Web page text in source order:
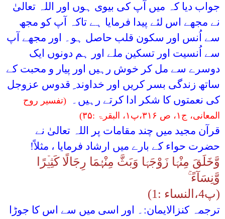
جواب دیا کہ میں آپ کی بیوی ہوں اور اللہ تعالیٰ
نے مجھے اس لئے پیدا فرمایا ہے تاکہ آپ کو مجھ
سے اُنس اور سکون قلب حاصل ہو۔ اور مجھے آپ
سے اُنسیت اور تسکین ملے اور ہم دونوں ایک
دوسرے سے مل کر خوش رہیں اور پیار و محبت کے
ساتھ زندگی بسر کریں اور خداوند ِ قدوس عزوجل
کی نعمتوں کا شکر ادا کرتے رہیں۔
(تفسیر روح
المعانی، ج ۱، ص ۳۱۶،پ ۱، البقرۃ :۳۵)
قرآن مجید میں چند مقامات پر اللہ تعالیٰ نے
حضرت حواء کے بارے میں ارشاد فرمایا ، مثلاً!
وَّخَلَقَ مِنْہَا زَوْجَہَا وَبَثَّ مِنْہُمَا رِجَالًا کَثِیۡرًا
وَّنِسَآءً ۚ
(پ4،النساء :1)
ترجمہ کنزالایمان:۔ اور اسی میں سے اس کا جوڑا